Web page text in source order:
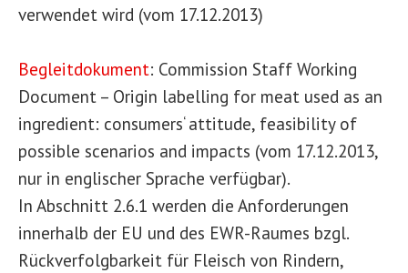
verwendet wird (vom 17.12.2013)
Begleitdokument: Commission Staff Working
Document – Origin labelling for meat used as an
ingredient: consumers‘ attitude, feasibility of
possible scenarios and impacts (vom 17.12.2013,
nur in englischer Sprache verfügbar).
In Abschnitt 2.6.1 werden die Anforderungen
innerhalb der EU und des EWR-Raumes bzgl.
Rückverfolgbarkeit für Fleisch von Rindern,